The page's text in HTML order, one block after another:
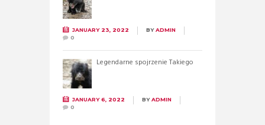
JANUARY 23, 2022 BYADMIN
0
Legendarne spojrzenie Takiego
JANUARY 6, 2022 BYADMIN
0